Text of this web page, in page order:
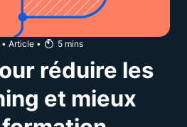
• Article • 5 mins
réduire les
et mieux